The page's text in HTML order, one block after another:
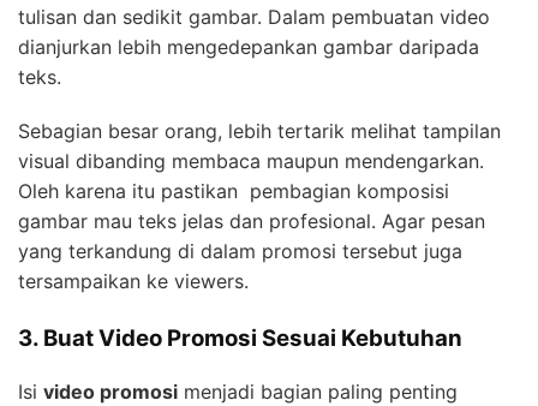
tulisan dan sedikit gambar. Dalam pembuatan video
dianjurkan lebih mengedepankan gambar daripada
teks.
Sebagian besar orang, lebih tertarik melihat tampilan
visual dibanding membaca maupun mendengarkan.
Oleh karena itu pastikan pembagian komposisi
gambar mau teks jelas dan profesional. Agar pesan
yang terkandung di dalam promosi tersebut juga
tersampaikan ke viewers.
3. Buat Video Promosi Sesuai Kebutuhan
Isi video promosi menjadi bagian paling penting